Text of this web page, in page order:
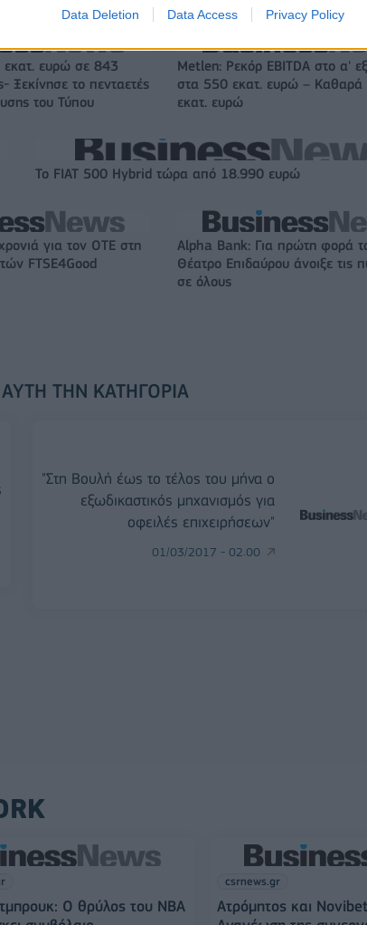
Data Deletion Data Access Privacy Policy
εκατ. ευρώ σε 843
Ξεκίνησε το πενταετές
του Τύπου
Metlen: Ρεκόρ EBITDA στο α'
στα 550 εκατ. ευρώ – Καθαρά
εκατ. ευρώ
Το FIAT 500 Hybrid τώρα από 18.990 ευρώ
για τον ΟΤΕ στη
FTSE4Good
Alpha Bank: Για πρώτη φορά
Θέατρο Επιδαύρου άνοιξε τις
σε όλους
ΤΗΝ ΚΑΤΗΓΟΡΊΑ
"Στη Βουλή έως το τέλος του μήνα ο
εξωδικαστικός μηχανισμός για
οφειλές επιχειρήσεων"
01/03/2017 - 02:00
Ο θρύλος του NBA
csrnews.gr
Ατρόμητος και